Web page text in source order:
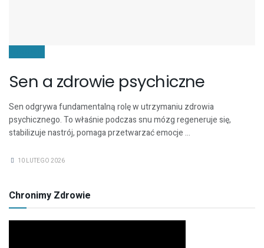
Sen a zdrowie psychiczne
Sen odgrywa fundamentalną rolę w utrzymaniu zdrowia
psychicznego. To właśnie podczas snu mózg regeneruje się,
stabilizuje nastrój, pomaga przetwarzać emocje ...
10 LUTEGO 2026
Chronimy Zdrowie